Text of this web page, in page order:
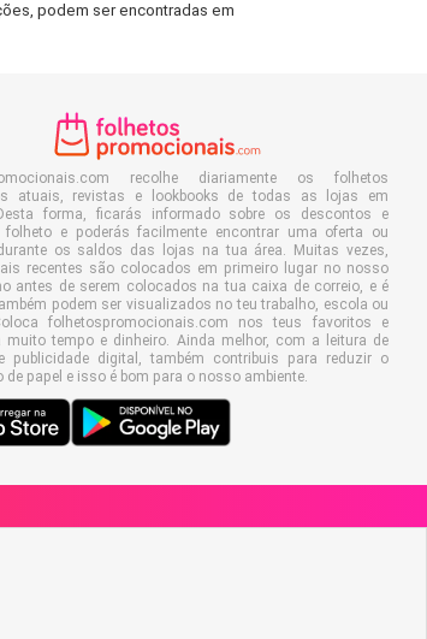
podem ser encontradas em
recolhe diariamente os folhetos
atuais, revistas e lookbooks de todas as lojas em
forma, ficarás informado sobre os descontos e
folheto e poderás facilmente encontrar uma oferta ou
os saldos das lojas na tua área. Muitas vezes,
recentes são colocados em primeiro lugar no nosso
antes de serem colocados na tua caixa de correio, e é
podem ser visualizados no teu trabalho, escola ou
folhetospromocionais.com nos teus favoritos e
muito tempo e dinheiro. Ainda melhor, com a leitura de
publicidade digital, também contribuis para reduzir o
de papel e isso é bom para o nosso ambiente.